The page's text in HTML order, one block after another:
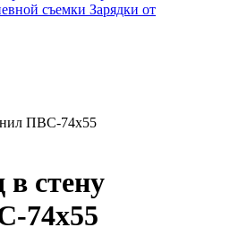
съемки Зарядки от
ПВС-74х55
стену
74х55